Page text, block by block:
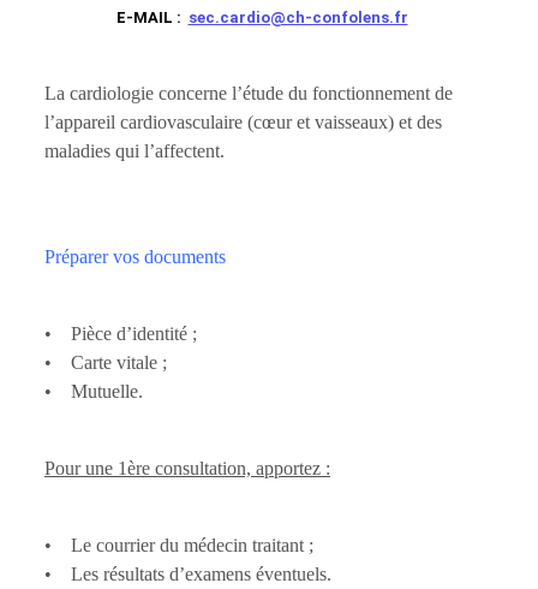
E-MAIL : sec.cardio@ch-confolens.fr
La cardiologie concerne l’étude du fonctionnement de
l’appareil cardiovasculaire (cœur et vaisseaux) et des
maladies qui l’affectent.
Préparer vos documents
• Pièce d’identité ;
• Carte vitale ;
• Mutuelle.
Pour une 1ère consultation, apportez :
• Le courrier du médecin traitant ;
• Les résultats d’examens éventuels.